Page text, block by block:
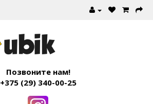
Позвоните нам!
+375 (29) 340-00-25